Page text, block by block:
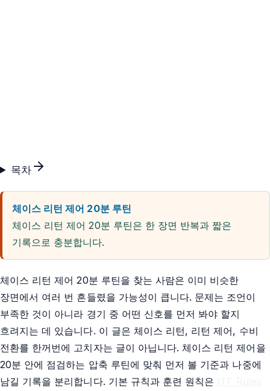
목차
체이스 리턴 제어 20분 루틴
체이스 리턴 제어 20분 루틴은 한 장면 반복과 짧은
기록으로 충분합니다.
체이스 리턴 제어 20분 루틴을 찾는 사람은 이미 비슷한
장면에서 여러 번 흔들렸을 가능성이 큽니다. 문제는 조언이
부족한 것이 아니라 경기 중 어떤 신호를 먼저 봐야 할지
흐려지는 데 있습니다. 이 글은 체이스 리턴, 리턴 제어, 수비
전환를 한꺼번에 고치자는 글이 아닙니다. 체이스 리턴 제어을
20분 안에 점검하는 압축 루틴에 맞춰 먼저 볼 기준과 나중에
남길 기록을 분리합니다. 기본 규칙과 훈련 원칙은